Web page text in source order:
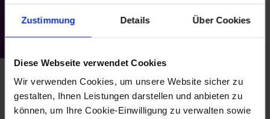
Zustimmung Details Über Cookies
Diese Webseite verwendet Cookies
Wir verwenden Cookies, um unsere Website sicher zu
gestalten, Ihnen Leistungen darstellen und anbieten zu
können, um Ihre Cookie-Einwilligung zu verwalten sowie
Marktzentrums
(2000 bis 2001)
2000 hat auch das historische Ortsbild selbst (die Markterhebung
geht auf das Jahr 1535 zurück) in seiner Mitte eine ästhetische
und verkehrsplanerische Aufwertung erfahren. Nach der